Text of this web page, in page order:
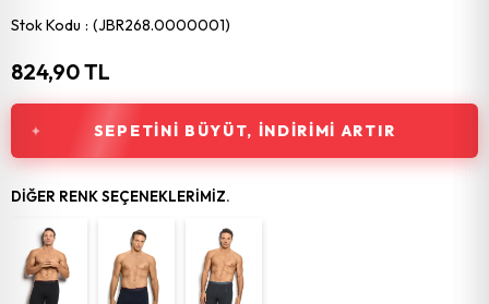
Stok Kodu (JBR268.0000001)
824,90 TL
SEPETINI BÜYÜT, İNDIRIMI ARTIR
DIĞER RENK SEÇENEKLERIMIZ.